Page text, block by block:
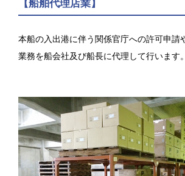
本船の入出港に伴う関係官庁への許可申請
業務を船会社及び船長に代理して行います。